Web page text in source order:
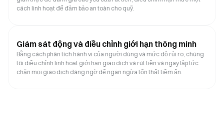
cách linh hoạt để đảm bảo an toàn cho quỹ.
Giám sát động và điều chỉnh giới hạn thông minh
Bằng cách phân tích hành vi của người dùng và mức độ rủi ro, chúng
tôi điều chỉnh linh hoạt giới hạn giao dịch và rút tiền và ngay lập tức
chặn mọi giao dịch đáng ngờ để ngăn ngừa tổn thất tiềm ẩn.